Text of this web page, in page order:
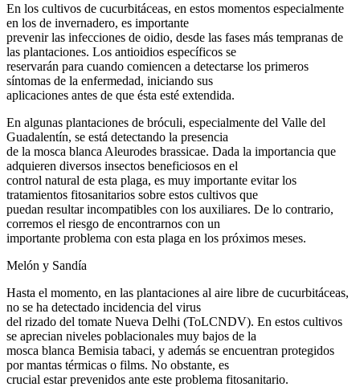
En los cultivos de cucurbitáceas, en estos momentos especialmente
en los de invernadero, es importante
prevenir las infecciones de oidio, desde las fases más tempranas de
las plantaciones. Los antioidios específicos se
reservarán para cuando comiencen a detectarse los primeros
síntomas de la enfermedad, iniciando sus
aplicaciones antes de que ésta esté extendida.
En algunas plantaciones de bróculi, especialmente del Valle del
Guadalentín, se está detectando la presencia
de la mosca blanca Aleurodes brassicae. Dada la importancia que
adquieren diversos insectos beneficiosos en el
control natural de esta plaga, es muy importante evitar los
tratamientos fitosanitarios sobre estos cultivos que
puedan resultar incompatibles con los auxiliares. De lo contrario,
corremos el riesgo de encontrarnos con un
importante problema con esta plaga en los próximos meses.
Melón y Sandía
Hasta el momento, en las plantaciones al aire libre de cucurbitáceas,
no se ha detectado incidencia del virus
del rizado del tomate Nueva Delhi (ToLCNDV). En estos cultivos
se aprecian niveles poblacionales muy bajos de la
mosca blanca Bemisia tabaci, y además se encuentran protegidos
por mantas térmicas o films. No obstante, es
crucial estar prevenidos ante este problema fitosanitario.